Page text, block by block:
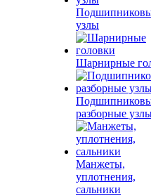
узлы
Шарнирные
разборные
Манжеты,
уплотнения,
сальники